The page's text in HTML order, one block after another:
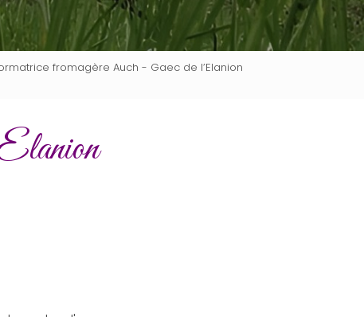
fromagère Auch - Gaec de l’Elanion